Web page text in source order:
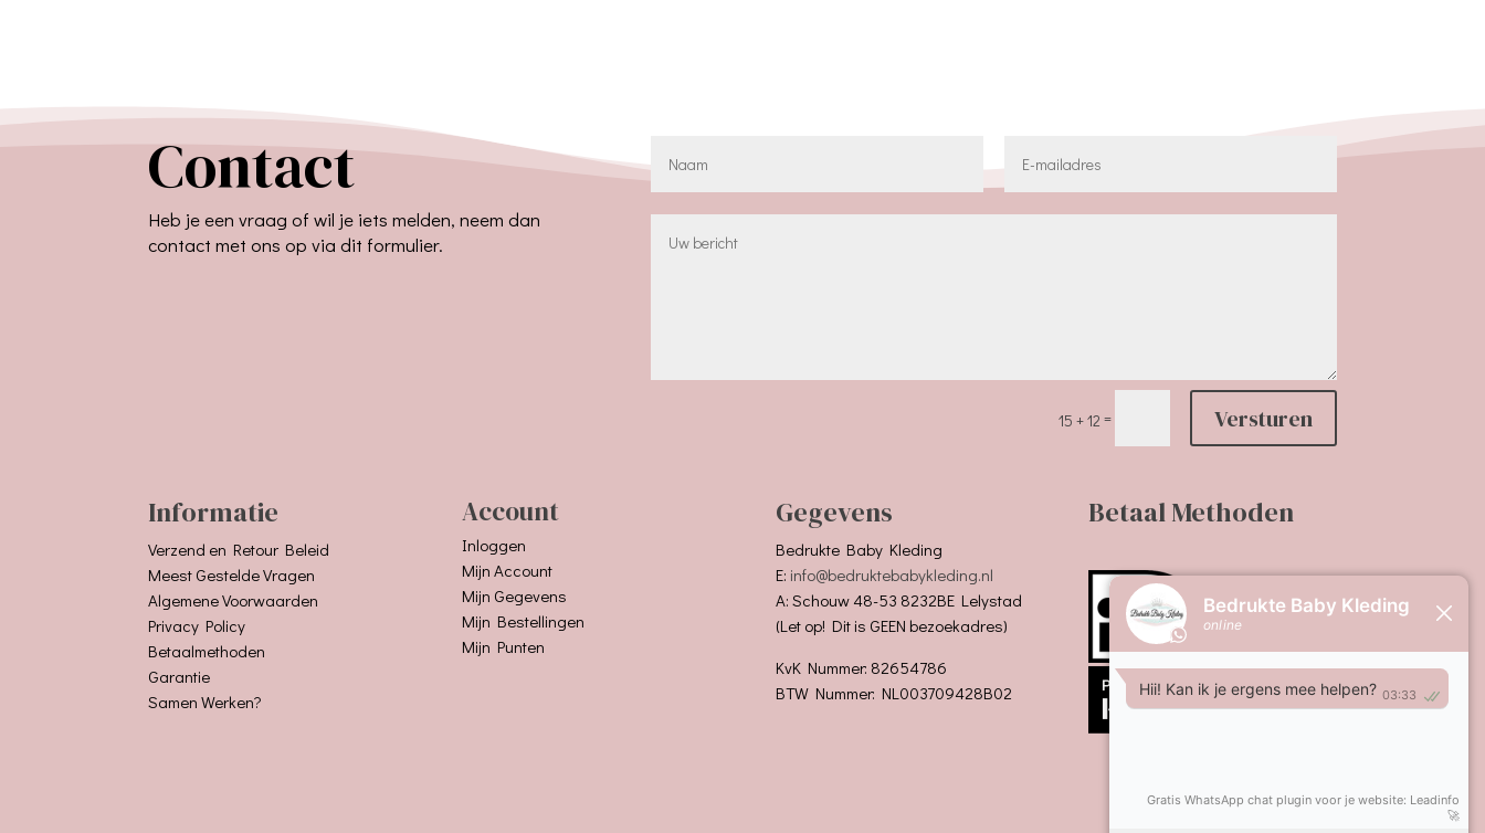
Contact
Heb je een vraag of wil je iets melden, neem dan
contact met ons op via dit formulier.
15 + 12 = Versturen
Informatie
Verzend en Retour Beleid
Meest Gestelde Vragen
Algemene Voorwaarden
Privacy Policy
Betaalmethoden
Garantie
Samen Werken?
Account
Inloggen
Mijn Account
Mijn Gegevens
Mijn Bestellingen
Mijn Punten
Gegevens
Bedrukte Baby Kleding
E: info@bedruktebabykleding.nl
A: Schouw 48-53 8232BE Lelystad
(Let op! Dit is GEEN bezoekadres)
KvK Nummer: 82654786
BTW Nummer: NL003709428B02
Betaal Methoden